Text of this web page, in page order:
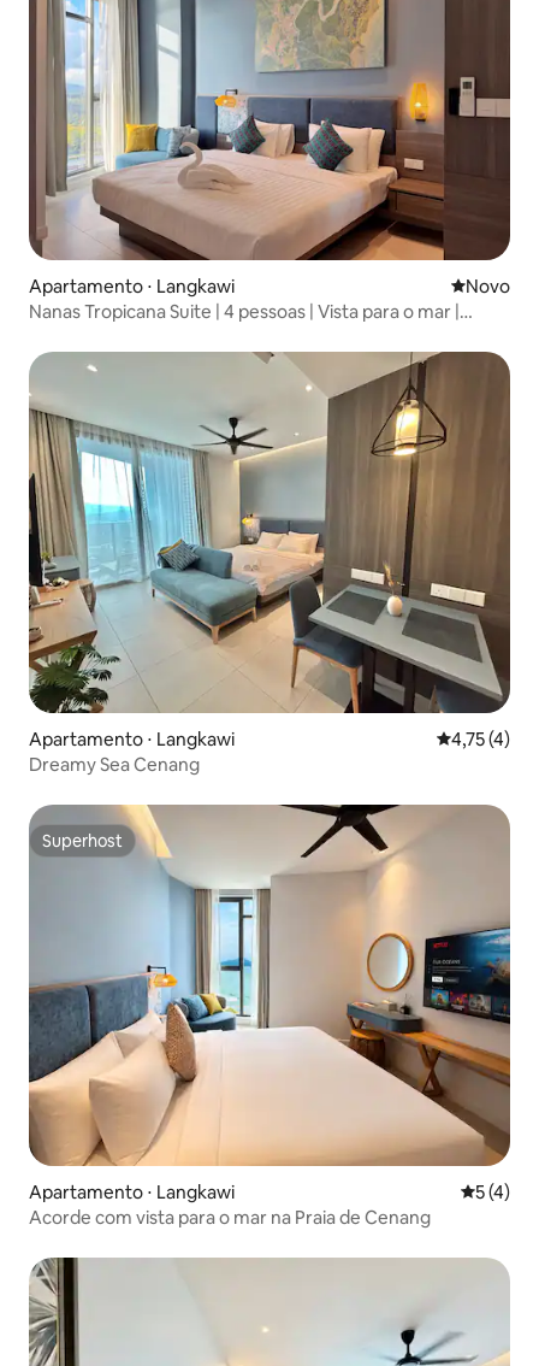
Apartamento ⋅ Langkawi Novo
Novo
Nanas Tropicana Suite | 4 pessoas | Vista para o mar |
Apartamento ⋅ Langkawi 4,75 de
4,75 (4)
Dreamy Sea Cenang
Superhost
Superhost
Apartamento ⋅ Langkawi 5 de
5 (4)
Acorde com vista para o mar na Praia de Cenang